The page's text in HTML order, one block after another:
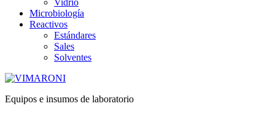
Vidrio
Microbiología
Reactivos
Estándares
Sales
Solventes
Equipos e insumos de laboratorio